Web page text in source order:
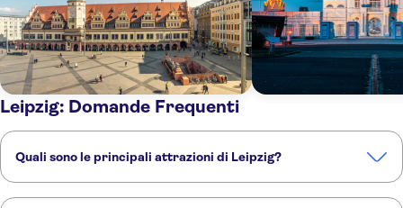
Leipzig: Domande Frequenti
Quali sono le principali attrazioni di Leipzig?